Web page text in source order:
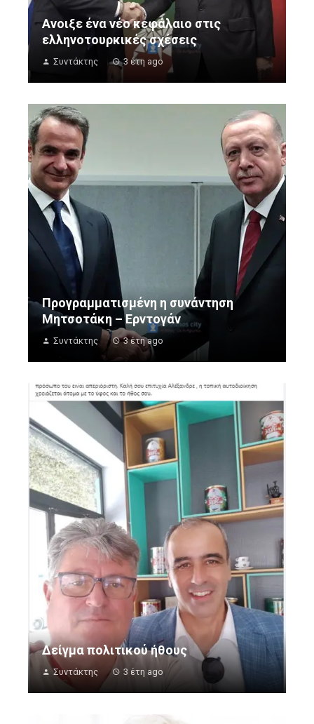
Ανοιξε ένα νέο κεφάλαιο στις
ελληνοτουρκικές σχέσεις
Συντάκτης 3 έτη ago
Προγραμματισμένη η συνάντηση
Μητσοτάκη – Ερντογάν
Συντάκτης 3 έτη ago
Δείγμα πολιτικού ήθους
Συντάκτης 3 έτη ago